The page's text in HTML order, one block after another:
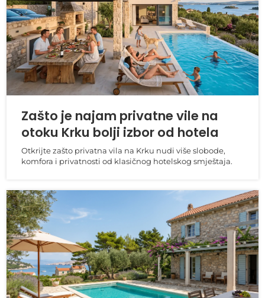
Zašto je najam privatne vile na
otoku Krku bolji izbor od hotela
Otkrijte zašto privatna vila na Krku nudi više slobode,
komfora i privatnosti od klasičnog hotelskog smještaja.